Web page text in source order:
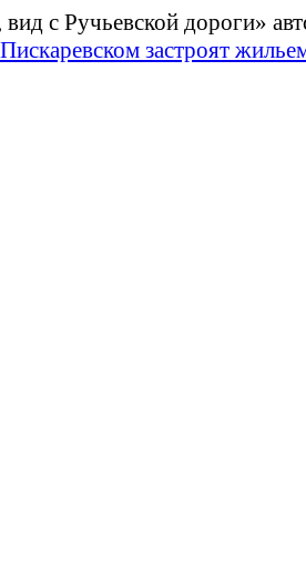
с Ручьевской дороги»
застроят